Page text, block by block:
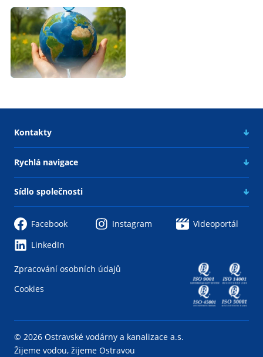
Kontakty
Rychlá navigace
Sídlo společnosti
Facebook Instagram
Videoportál
LinkedIn
Zpracování osobních údajů
Cookies
© 2026 Ostravské vodárny a kanalizace a.s.
Žijeme vodou, žijeme Ostravou